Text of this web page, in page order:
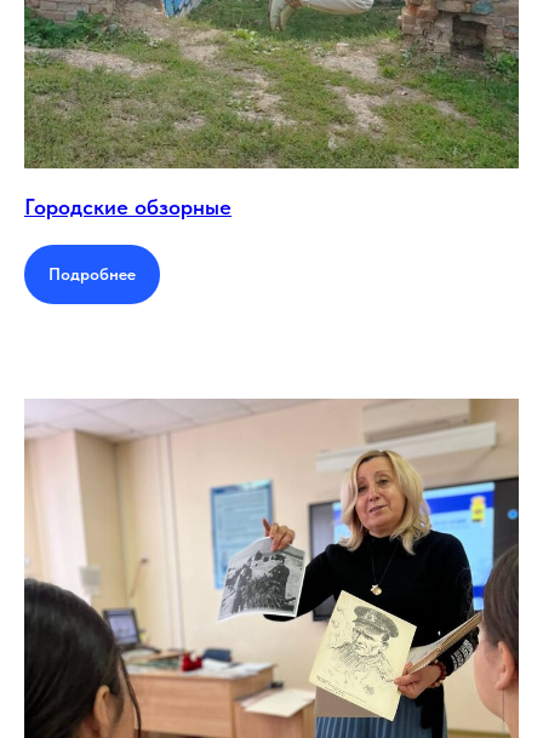
Городские обзорные
Подробнее